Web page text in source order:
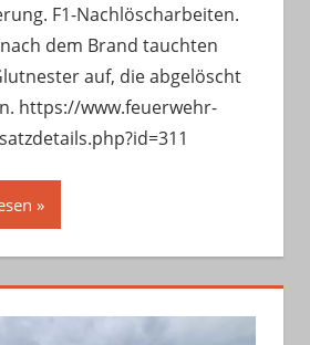
F1-Nachlöscharbeiten.
dem Brand tauchten
auf, die abgelöscht
https://www.feuerwehr-